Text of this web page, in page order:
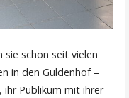
sie schon seit vielen
in den Guldenhof –
ihr Publikum mit ihrer